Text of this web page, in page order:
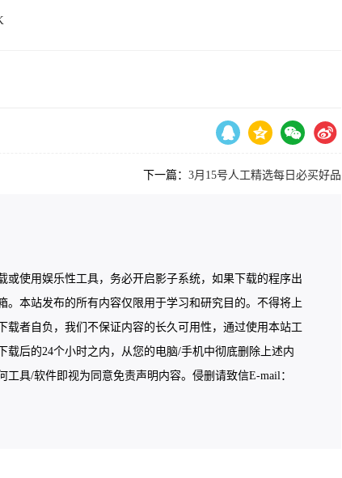
下一篇：3月15号人工精选每日必买好品
使用娱乐性工具，务必开启影子系统，如果下载的程序出
本站发布的所有内容仅限用于学习和研究目的。不得将上
者自负，我们不保证内容的长久可用性，通过使用本站工
后的24个小时之内，从您的电脑/手机中彻底删除上述内
具/软件即视为同意免责声明内容。侵删请致信E-mail：